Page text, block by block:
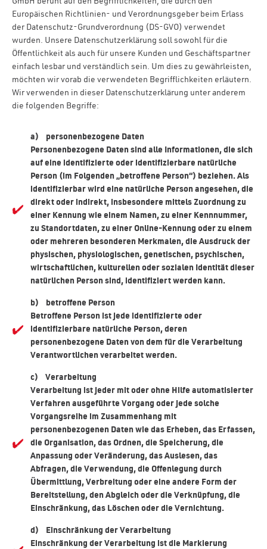
Europäischen Richtlinien- und Verordnungsgeber beim Erlass
der Datenschutz-Grundverordnung (DS-GVO) verwendet
wurden. Unsere Datenschutzerklärung soll sowohl für die
Öffentlichkeit als auch für unsere Kunden und Geschäftspartner
einfach lesbar und verständlich sein. Um dies zu gewährleisten,
möchten wir vorab die verwendeten Begrifflichkeiten erläutern.
Wir verwenden in dieser Datenschutzerklärung unter anderem
die folgenden Begriffe:
a) personenbezogene Daten
Personenbezogene Daten sind alle Informationen, die sich
auf eine identifizierte oder identifizierbare natürliche
Person (im Folgenden „betroffene Person“) beziehen. Als
identifizierbar wird eine natürliche Person angesehen, die
direkt oder indirekt, insbesondere mittels Zuordnung zu
einer Kennung wie einem Namen, zu einer Kennnummer,
zu Standortdaten, zu einer Online-Kennung oder zu einem
oder mehreren besonderen Merkmalen, die Ausdruck der
physischen, physiologischen, genetischen, psychischen,
wirtschaftlichen, kulturellen oder sozialen Identität dieser
natürlichen Person sind, identifiziert werden kann.
b) betroffene Person
Betroffene Person ist jede identifizierte oder
identifizierbare natürliche Person, deren
personenbezogene Daten von dem für die Verarbeitung
Verantwortlichen verarbeitet werden.
c) Verarbeitung
Verarbeitung ist jeder mit oder ohne Hilfe automatisierter
Verfahren ausgeführte Vorgang oder jede solche
Vorgangsreihe im Zusammenhang mit
personenbezogenen Daten wie das Erheben, das Erfassen,
die Organisation, das Ordnen, die Speicherung, die
Anpassung oder Veränderung, das Auslesen, das
Abfragen, die Verwendung, die Offenlegung durch
Übermittlung, Verbreitung oder eine andere Form der
Bereitstellung, den Abgleich oder die Verknüpfung, die
Einschränkung, das Löschen oder die Vernichtung.
d) Einschränkung der Verarbeitung
Einschränkung der Verarbeitung ist die Markierung